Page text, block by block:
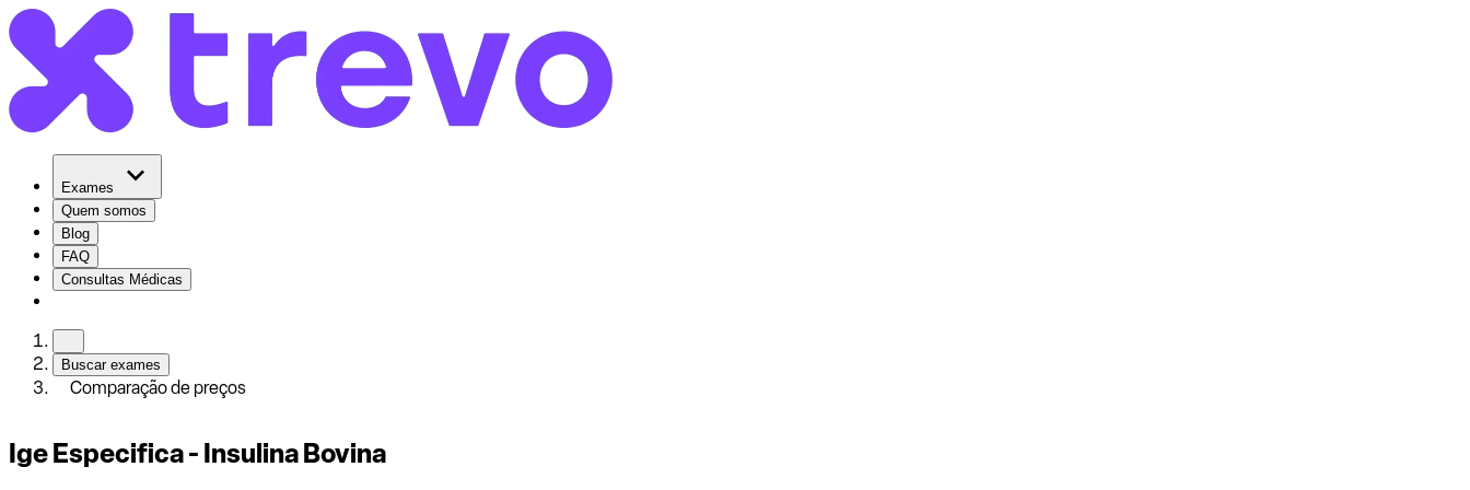
Exames
Quem somos
Blog
FAQ
Consultas Médicas
Buscar exames
Comparação de preços
Ige Especifica - Insulina Bovina